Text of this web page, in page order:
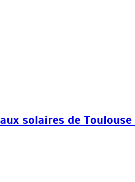
solaires de